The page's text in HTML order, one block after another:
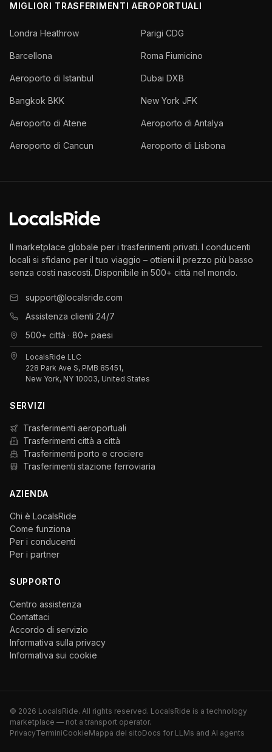
MIGLIORI TRASFERIMENTI AEROPORTUALI
Londra Heathrow Parigi CDG
Barcellona Roma Fiumicino
Aeroporto di Istanbul Dubai DXB
Bangkok BKK New York JFK
Aeroporto di Atene Aeroporto di Antalya
Aeroporto di Cancun Aeroporto di Lisbona
Il marketplace globale per i trasferimenti privati. I conducenti
locali si sfidano per il tuo viaggio – ottieni il prezzo più basso
senza costi nascosti. Disponibile in 500+ città nel mondo.
support@localsride.com
Assistenza clienti 24/7
500+ città · 80+ paesi
LocalsRide LLC
228 Park Ave S, PMB 85451,
New York, NY 10003, United States
SERVIZI
Trasferimenti aeroportuali
Trasferimenti città a città
Trasferimenti porto e crociere
Trasferimenti stazione ferroviaria
AZIENDA
Chi è LocalsRide
Come funziona
Per i conducenti
Per i partner
SUPPORTO
Centro assistenza
Contattaci
Accordo di servizio
Informativa sulla privacy
Informativa sui cookie
© 2026 LocalsRide. All rights reserved. LocalsRide is a technology
marketplace — not a transport operator.
PrivacyTerminiCookieMappa del sitoDocs for LLMs and AI agents